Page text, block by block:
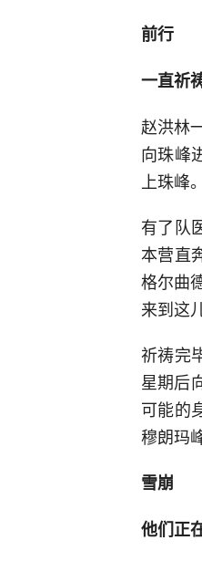
前行
一直祈
赵洪林
向珠峰
上珠峰。
有了队
本营直
格尔曲
来到这
祈祷完
星期后
可能的
穆朗玛
雪崩
他们正